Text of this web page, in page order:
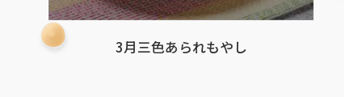
3月三色あられもやし